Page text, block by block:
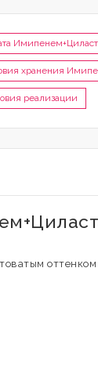
хранения
реализации
оттенком